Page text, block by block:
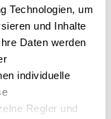
Technologien, um
und Inhalte
Daten werden
individuelle
Regler und